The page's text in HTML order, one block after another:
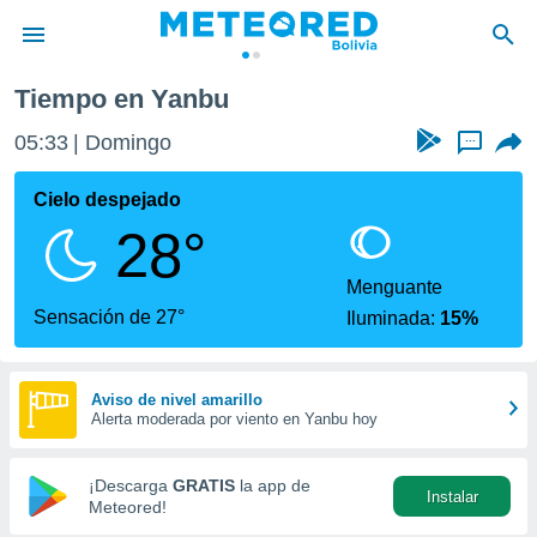
de
ha
calidad.
a este
las
forma
digital
basada
Tiempo en Yanbu
05:33 Domingo ...
Cielo despejado
28°
Sensación de 27°
Menguante
Iluminada: 15%
Aviso de nivel amarillo
Alerta moderada por viento en Yanbu hoy
¡Descarga GRATIS la app de
Meteored!
Instalar